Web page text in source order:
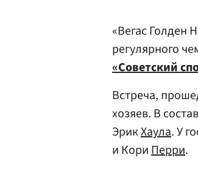
«Вегас Голден
регулярного
«Советский
Встреча,
хозяев. В
ЭрикХаула. У
и КориПерри.